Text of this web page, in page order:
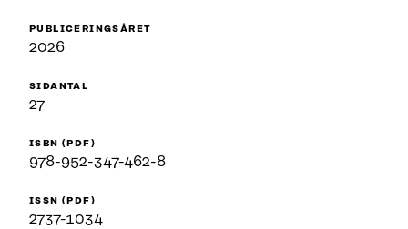
PUBLICERINGSÅRET
2026
SIDANTAL
27
ISBN (PDF)
978-952-347-462-8
ISSN (PDF)
2737-1034